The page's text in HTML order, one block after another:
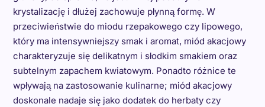
krystalizację i dłużej zachowuje płynną formę. W
przeciwieństwie do miodu rzepakowego czy lipowego,
który ma intensywniejszy smak i aromat, miód akacjowy
charakteryzuje się delikatnym i słodkim smakiem oraz
subtelnym zapachem kwiatowym. Ponadto różnice te
wpływają na zastosowanie kulinarne; miód akacjowy
doskonale nadaje się jako dodatek do herbaty czy